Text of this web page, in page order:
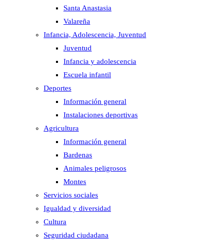
Santa Anastasia
Valareña
Infancia, Adolescencia, Juventud
Juventud
Infancia y adolescencia
Escuela infantil
Deportes
Información general
Instalaciones deportivas
Agricultura
Información general
Bardenas
Animales peligrosos
Montes
Servicios sociales
Igualdad y diversidad
Cultura
Seguridad ciudadana